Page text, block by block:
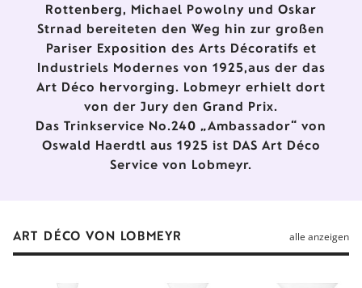
Rottenberg, Michael Powolny und Oskar
Strnad bereiteten den Weg hin zur großen
Pariser Exposition des Arts Décoratifs et
Industriels Modernes von 1925,aus der das
Art Déco hervorging. Lobmeyr erhielt dort
von der Jury den Grand Prix.
Das Trinkservice No.240 „Ambassador“ von
Oswald Haerdtl aus 1925 ist DAS Art Déco
Service von Lobmeyr.
ART DÉCO VON LOBMEYR alle anzeigen